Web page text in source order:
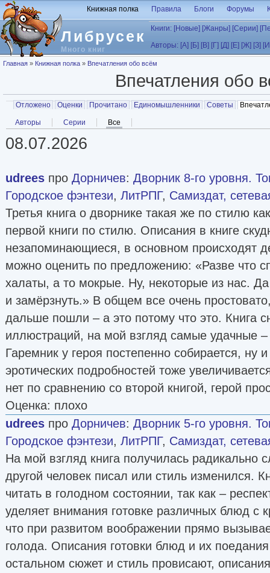
Перейти к основному содержанию
Либрусек
Много книг
Книжная полка Правила Блоги Форумы
Книги: [Новые] [Жанры] [Серии]
Авторы: [А] [Б] [В] [Г] [Д] [Е] [Ж] [З]
Вы здесь
Главная » Книжная полка » Впечатления обо всём
Впечатления обо
Главные вкладки
Отложено Оценки Прочитано Единомышленники Советы
Вторичные вкладки
Авторы Серии Все
08.07.2026
udrees про Дорничев: Дворник 8-го уровня.
Городское фэнтези, ЛитРПГ, Самиздат,
Третья книга о дворнике такая же по стилю
первой книги по стилю. Описания в книге
незапоминающиеся, в основном происходят
можно оценить по предложению: «Разве что
халаты, а то мокрые. Ну, некоторые из нас.
и замёрзнуть.» В общем все очень
дальше пошли – а это потому что это. Книга
иллюстраций, на мой взгляд самые удачные –
Гаремник у героя постепенно собирается, ну
эротических подробностей тоже
нет по сравнению со второй книгой, герой
Оценка: плохо
udrees про Дорничев: Дворник 5-го уровня.
Городское фэнтези, ЛитРПГ, Самиздат,
На мой взгляд книга получилась радикально
другой человек писал или стиль изменился.
читать в голодном состоянии, так как –
уделяет внимания готовке различных блюд с
что при развитом воображении прямо
голода. Описания готовки блюд и их
остальном сюжет и стиль провисают,